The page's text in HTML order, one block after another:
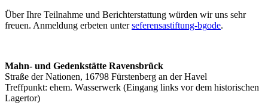
Über Ihre Teilnahme und Berichterstattung würden wir uns sehr
freuen. Anmeldung erbeten unterseferensastiftung-bgode.
Mahn- und Gedenkstätte Ravensbrück
Straße der Nationen, 16798 Fürstenberg an der Havel
Treffpunkt: ehem. Wasserwerk (Eingang links vor dem historischen
Lagertor)